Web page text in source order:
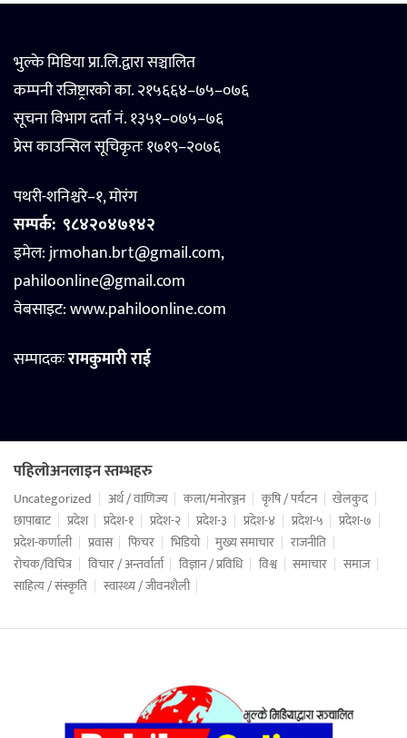
भुल्के मिडिया प्रा.लि.द्वारा सञ्चालित
कम्पनी रजिष्ट्रारको का. २१५६६४–७५–०७६
सूचना विभाग दर्ता नं. १३५१–०७५–७६
प्रेस काउन्सिल सूचिकृतः १७१९–२०७६
पथरी-शनिश्चरे–१, मोरंग
सम्पर्क: ९८४२०४७१४२
इमेल: jrmohan.brt@gmail.com,
pahiloonline@gmail.com
वेबसाइट:www.pahiloonline.com
सम्पादकःरामकुमारी राई
पहिलोअनलाइन स्तम्भहरु
Uncategorized अर्थ / वाणिज्य कला/मनोरञ्जन कृषि / पर्यटन
खेलकुद
छापाबाट
प्रदेश प्रदेश-१ प्रदेश-२ प्रदेश-३ प्रदेश-४ प्रदेश-५
प्रदेश-७
प्रदेश-कर्णाली
प्रवास फिचर भिडियो मुख्य समाचार
राजनीति
रोचक/विचित्र
विचार / अन्तर्वार्ता विज्ञान / प्रविधि विश्व समाचार
समाज
साहित्य / संस्कृति
स्वास्थ्य / जीवनशैली